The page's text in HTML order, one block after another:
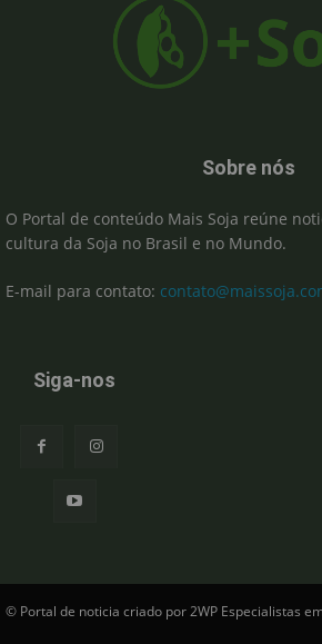
Sobre nós
O Portal de conteúdo Mais Soja reúne
cultura da Soja no Brasil e no Mundo.
E-mail para contato:
Siga-nos
© Portal de noticia criado por 2WP Especialistas